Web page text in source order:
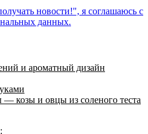
новости!", я соглашаюсь с
данных.
и ароматный дизайн
козы и овцы из соленого теста